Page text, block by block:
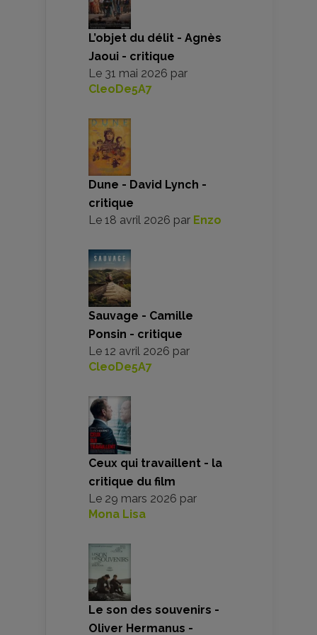
L’objet du délit - Agnès
Jaoui - critique
Le 31 mai 2026 par
CleoDe5A7
Dune - David Lynch -
critique
Le 18 avril 2026 par Enzo
Sauvage - Camille
Ponsin - critique
Le 12 avril 2026 par
CleoDe5A7
Ceux qui travaillent - la
critique du film
Le 29 mars 2026 par
Mona Lisa
Le son des souvenirs -
Oliver Hermanus -